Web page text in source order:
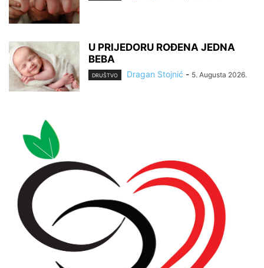
U PRIJEDORU ROĐENA JEDNA
BEBA
DRUŠTVO Dragan Stojnić - 5. Augusta 2026.